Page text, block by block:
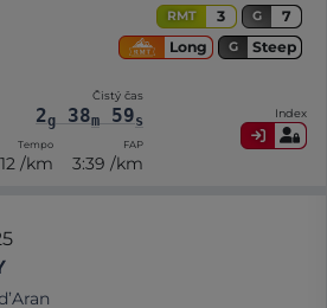
RMT 3 G
7
Long
G Steep
Čistý čas
2g38m59s
Tempo
/km
FAP
3:39 /km
Index